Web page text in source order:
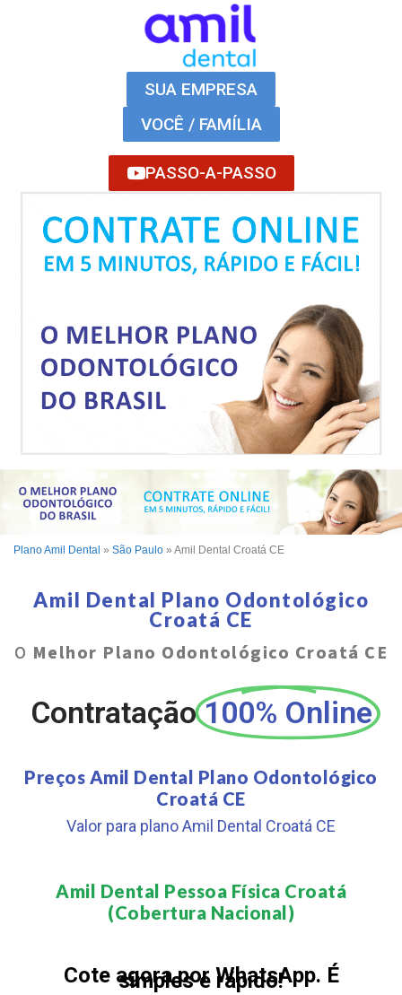
SUA EMPRESA
VOCÊ / FAMÍLIA
PASSO-A-PASSO
Plano Amil Dental » São Paulo » Amil Dental Croatá CE
Amil Dental Plano Odontológico
Croatá CE
O Melhor Plano Odontológico Croatá CE
Contratação 100% Online
Preços Amil Dental Plano Odontológico
Croatá CE
Valor para plano Amil Dental Croatá CE
Amil Dental Pessoa Física Croatá
(Cobertura Nacional)​
Cote agora por WhatsApp. É
simples e rápido!